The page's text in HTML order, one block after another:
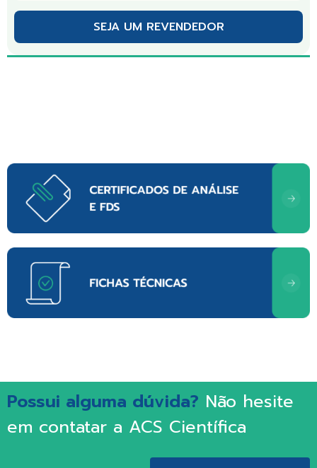
SEJA UM REVENDEDOR
Possui alguma dúvida? Não hesite
em contatar a ACS Científica